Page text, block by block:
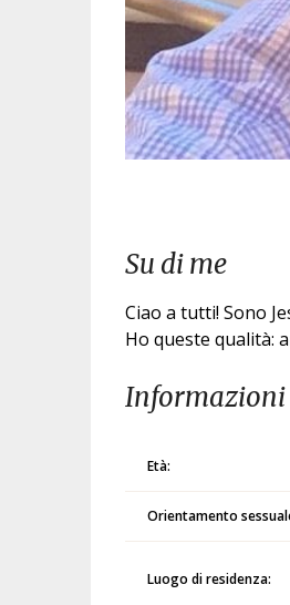
Su di me
Ciao a tutti! Sono
Ho queste qualità:
Informazioni
Età:
Orientamento
Luogo di residenza: